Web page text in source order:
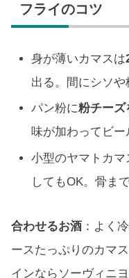
フライのコツ
身が薄いカマスは
出る。間にシソ
パン粉に粉チーズ
味が加わってビ
小型のヤマトカ
してもOK。骨ま
合わせるお酒 ：よく
ースたっぷりのカマ
インならソーヴィニ